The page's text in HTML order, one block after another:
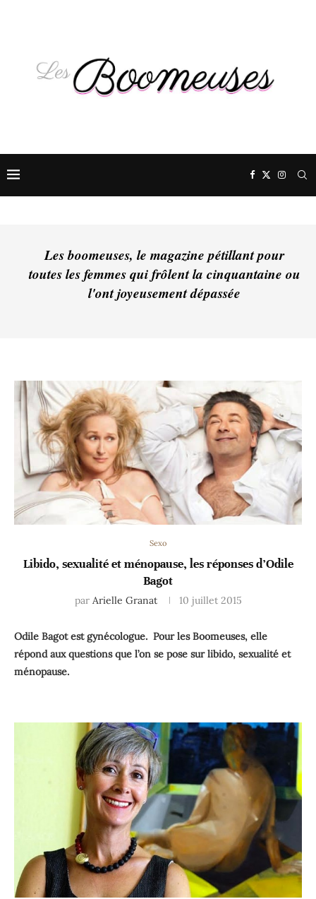
Les boomeuses, le magazine pétillant pour
toutes les femmes qui frôlent la cinquantaine ou
l'ont joyeusement dépassée
Sexo
Libido, sexualité et ménopause, les réponses d’Odile
Bagot
par Arielle Granat 10 juillet 2015
Odile Bagot est gynécologue. Pour les Boomeuses, elle
répond aux questions que l’on se pose sur libido, sexualité et
ménopause.